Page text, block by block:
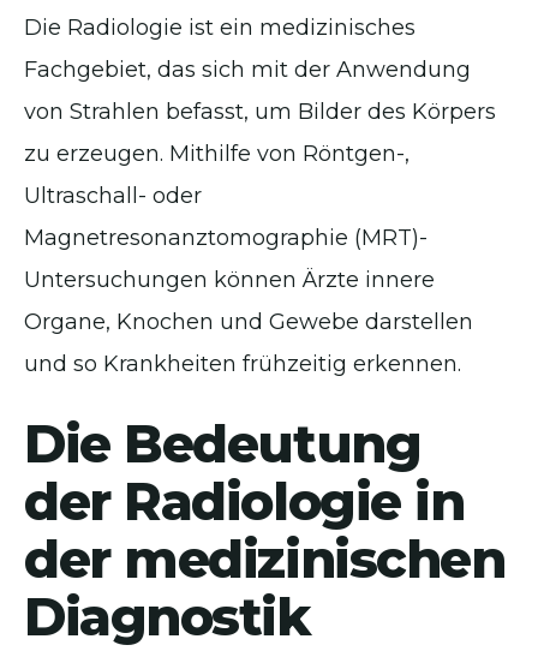
Die Radiologie ist ein medizinisches
Fachgebiet, das sich mit der Anwendung
von Strahlen befasst, um Bilder des Körpers
zu erzeugen. Mithilfe von Röntgen-,
Ultraschall- oder
Magnetresonanztomographie (MRT)-
Untersuchungen können Ärzte innere
Organe, Knochen und Gewebe darstellen
und so Krankheiten frühzeitig erkennen.
Die Bedeutung
der Radiologie in
der medizinischen
Diagnostik